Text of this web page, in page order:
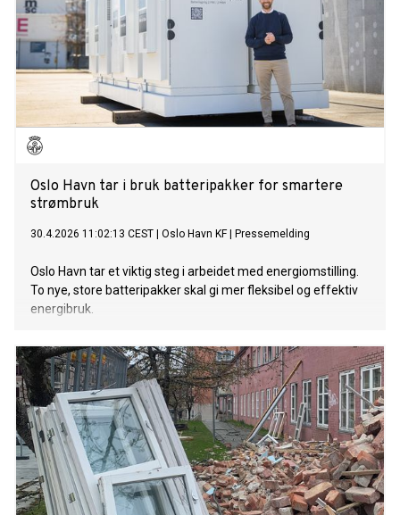
Oslo Havn tar i bruk batteripakker for smartere
strømbruk
30.4.2026 11:02:13 CEST Oslo Havn KF| Pressemelding
Oslo Havn tar et viktig steg i arbeidet med energiomstilling.
To nye, store batteripakker skal gi mer fleksibel og effektiv
energibruk.